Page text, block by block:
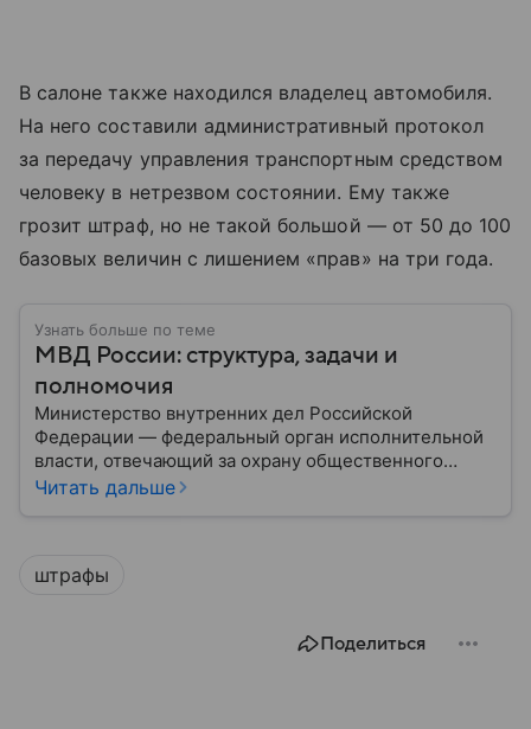
В салоне также находился владелец автомобиля.
На него составили административный протокол
за передачу управления транспортным средством
человеку в нетрезвом состоянии. Ему также
грозит штраф, но не такой большой — от 50 до 100
базовых величин с лишением «прав» на три года.
Узнать больше по теме
МВД России: структура, задачи и
полномочия
Министерство внутренних дел Российской
Федерации — федеральный орган исполнительной
власти, отвечающий за охрану общественного
порядка, борьбу с преступностью, обеспечение
России, какие задачи выполняет министерство, как
Читать дальше
штрафы
Поделиться